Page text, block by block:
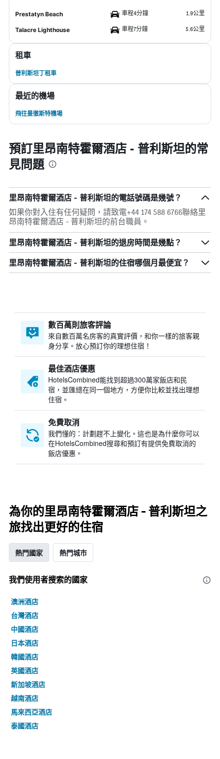
Prestatyn Beach 車程4分鐘 1.9公里
Talacre Lighthouse 車程7分鐘 5.6公里
租車
普利斯坦丁租車
最近的機場
飛往曼徹斯特機場
預訂里昂南特霍爾酒店 - 普利斯坦的常
見問題
里昂南特霍爾酒店 - 普利斯坦的電話號碼是幾號？
如果你對入住有任何疑問，請致電+44 174 588 6766聯絡里
昂南特霍爾酒店 - 普利斯坦的前台職員。
里昂南特霍爾酒店 - 普利斯坦的退房時間是幾點？
里昂南特霍爾酒店 - 普利斯坦​的住宿哪個月最便宜？
數百萬則旅客評論
來自數百萬名房客的真實評價，和你一樣的旅客親
身分享。放心預訂你的理想住宿！
最佳酒店優惠
HotelsCombined​能找到超過300萬家飯店和民
宿，並匯總在同一個地方，方便你比較並找出理想
住宿。
免費取消
我們懂的：計劃趕不上變化。這也是為什麼你可以
在HotelsCombined搜尋和預訂有提供免費取消的
飯店優惠。
為你的里昂南特霍爾酒店 - 普利斯坦之
旅找出更好的住宿
熱門國家 熱門城市
我們使用者搜索的國家
澳洲酒店
台灣酒店
中國酒店
日本酒店
韓國酒店
英國酒店
新加坡酒店
越南酒店
馬來西亞酒店
泰國酒店